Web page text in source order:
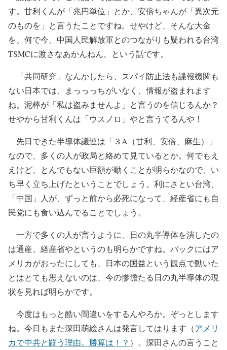
す。甘利くんが「兆円単位」とか、安倍ちゃんが「異次元
のものを」と言うたことですね。せやけど、そんな大金
を、何で今、中国人民解放軍とのつながりも疑われる台湾
TSMCに渡さなあかんねん、という話です。
「共同研究」なんかしたら、スパイ防止法も諜報機関も
ない日本では、まっっっちがいなく、情報が盗まれます
ね。泥棒が「私は盗みませんよ」と言うのを信じるんか？
せやから甘利くんは「ウスノロ」やと言うてるんや！
先日できた半導体議連は「３A（甘利、安倍、麻生）」
なので、多くの人が政局と絡めて見ているとか。何でもえ
えけど、とんでもない巨額が動くことが明らかなので、い
ち早く立ち上げたということでしょう。利にさとい台湾、
「中国」人が、ずっと前から必死になって、経産省にも自
民党にも食い込んでることでしょう。
一方で多くの人が言うように、日の丸半導体を潰したの
は通産、経産省やというのも明らかですね。バックにはア
メリカがおったにしても、日本の国益という観点で動いた
とはとても思えないのは、今の惨憺たる日の丸半導体の現
状を見れば明らかです。
今度はもっと酷い間違いをするんやろか。ぞっとします
ね。今日もまた深田萌絵さんは発言してはります（アメリ
カで中共と闘う理由。勝算は！？ ）。深田さんの言うこと